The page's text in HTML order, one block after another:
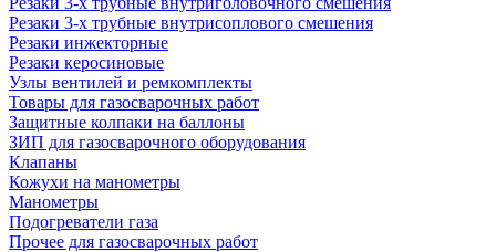
Резаки 3-х трубные внутрисоплового смешения
Резаки инжекторные
Резаки керосиновые
Узлы вентилей и ремкомплекты
Товары для газосварочных работ
Защитные колпаки на баллоны
ЗИП для газосварочного оборудования
Клапаны
Кожухи на манометры
Манометры
Подогреватели газа
Прочее для газосварочных работ